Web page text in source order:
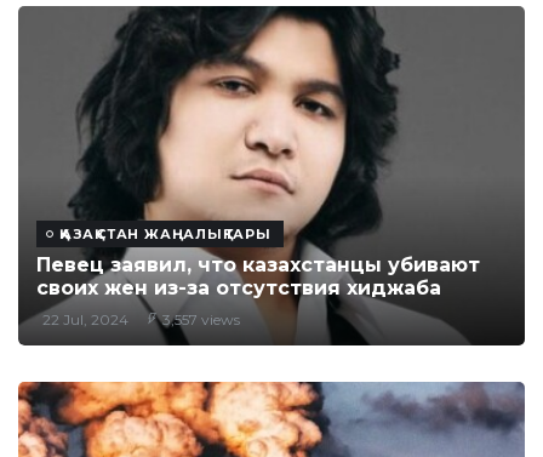
ҚАЗАҚСТАН ЖАҢАЛЫҚТАРЫ
Певец заявил, что казахстанцы убивают
своих жен из-за отсутствия хиджаба
22 Jul, 2024 3,557 views